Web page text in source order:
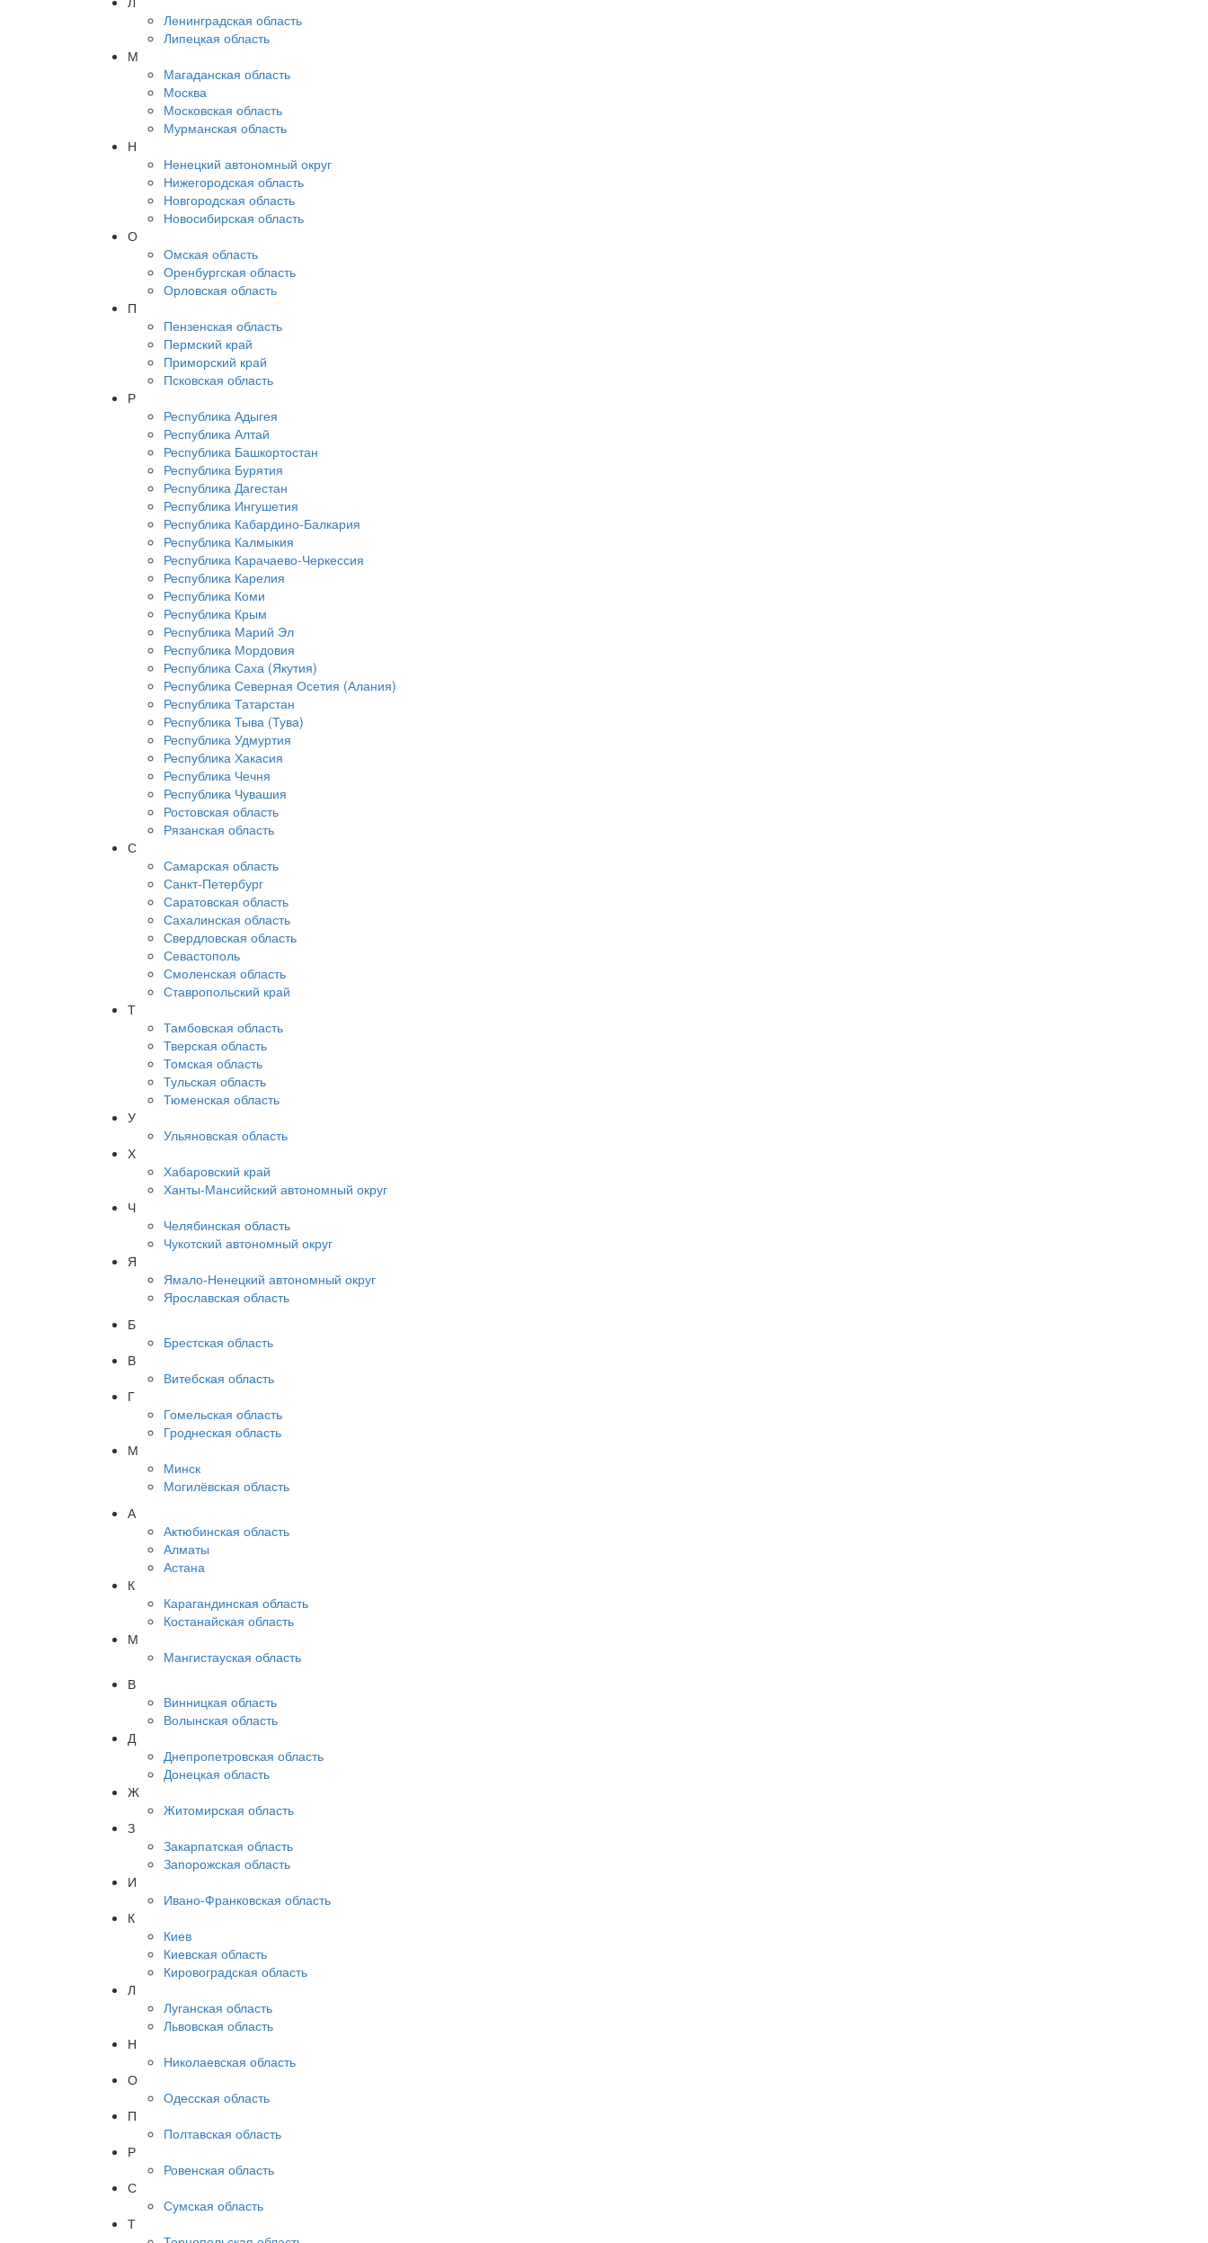
Ленинградская область
Липецкая область
М
Магаданская область
Москва
Московская область
Мурманская область
Н
Ненецкий автономный округ
Нижегородская область
Новгородская область
Новосибирская область
О
Омская область
Оренбургская область
Орловская область
П
Пензенская область
Пермский край
Приморский край
Псковская область
Р
Республика Адыгея
Республика Алтай
Республика Башкортостан
Республика Бурятия
Республика Дагестан
Республика Ингушетия
Республика Кабардино-Балкария
Республика Калмыкия
Республика Карачаево-Черкессия
Республика Карелия
Республика Коми
Республика Крым
Республика Марий Эл
Республика Мордовия
Республика Саха (Якутия)
Республика Северная Осетия (Алания)
Республика Татарстан
Республика Тыва (Тува)
Республика Удмуртия
Республика Хакасия
Республика Чечня
Республика Чувашия
Ростовская область
Рязанская область
С
Самарская область
Санкт-Петербург
Саратовская область
Сахалинская область
Свердловская область
Севастополь
Смоленская область
Ставропольский край
Т
Тамбовская область
Тверская область
Томская область
Тульская область
Тюменская область
У
Ульяновская область
Х
Хабаровский край
Ханты-Мансийский автономный округ
Ч
Челябинская область
Чукотский автономный округ
Я
Ямало-Ненецкий автономный округ
Ярославская область
Б
Брестская область
В
Витебская область
Г
Гомельская область
Гроднеская область
М
Минск
Могилёвская область
А
Актюбинская область
Алматы
Астана
К
Карагандинская область
Костанайская область
М
Мангистауская область
В
Винницкая область
Волынская область
Д
Днепропетровская область
Донецкая область
Ж
Житомирская область
З
Закарпатская область
Запорожская область
И
Ивано-Франковская область
К
Киев
Киевская область
Кировоградская область
Л
Луганская область
Львовская область
Н
Николаевская область
О
Одесская область
П
Полтавская область
Р
Ровенская область
С
Сумская область
Т